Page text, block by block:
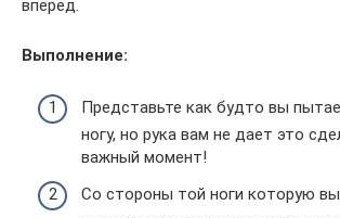
вперед.
Выполнение:
Представьте как будто вы
ногу, но рука вам не дает это
важный момент!
Со стороны той ноги которую